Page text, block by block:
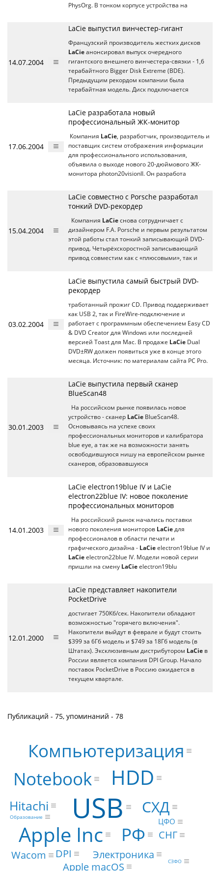
PhysOrg. В тонком корпусе устройства на
14.07.2004
LaCie выпустил винчестер-гигант
Французский производитель жестких дисков
LaCie анонсировал выпуск очередного
гигантского внешнего винчестера-связки - 1,6
терабайтного Bigger Disk Extreme (BDE).
Предыдущим рекордом компании была
терабайтная модель. Диск подключается
17.06.2004
LaCie разработала новый
профессиональный ЖК-монитор
Компания LaCie, разработчик, производитель и
поставщик систем отображения информации
для профессионального использования,
объявила о выходе нового 20-дюймового ЖК-
монитора photon20visionII. Он разработа
15.04.2004
LaCie совместно с Porsche разработал
тонкий DVD-рекордер
Компания LaCie снова сотрудничает с
дизайнером F.A. Porsche и первым результатом
этой работы стал тонкий записывающий DVD-
привод. Четырёхскоростной записывающий
привод совместим как с «плюсовыми», так и
03.02.2004
LaCie выпустила самый быстрый DVD-
рекордер
тработанный прожиг CD. Привод поддерживает
как USB 2, так и FireWire-подключение и
работает с программным обеспечением Easy CD
& DVD Creator для Windows или последней
версией Toast для Mac. В продаже LaCie Dual
DVD±RW должен появиться уже в конце этого
месяца. Источник: по материалам сайта PC Pro.
30.01.2003
LaCie выпустила первый сканер
BlueScan48
На российском рынке появилась новое
устройство - сканер LaCie BlueScan48.
Основываясь на успехе своих
профессиональных мониторов и калибратора
blue eye, а так же на возможности занять
освободившуюся нишу на европейском рынке
сканеров, образовавшуюся
14.01.2003
LaCie electron19blue IV и LaCie
electron22blue IV: новое поколение
профессиональных мониторов
На российский рынок начались поставки
нового поколения мониторов LaCie для
профессионалов в области печати и
графического дизайна - LaCie electron19blue IV и
LaCie electron22blue IV. Модели новой серии
пришли на смену LaCie electron19blu
12.01.2000
LaCie представляет накопители
PocketDrive
достигает 750Кб/сек. Накопители обладают
возможностью "горячего включения".
Накопители выйдут в феврале и будут стоить
$399 за 6Гб модель и $749 за 18Гб модель (в
Штатах). Эксклюзивным дистрибутором LaCie в
России является компания DPI Group. Начало
поставок PocketDrive в Россию ожидается в
текущем квартале.
Публикаций - 75, упоминаний - 78
USB
HDD
Apple Inc
Компьютеризация
Notebook
РФ
СХД
Hitachi
Wacom DPI Электроника
СНГ
Apple macOS
ЦФО
СЗФО
Образование